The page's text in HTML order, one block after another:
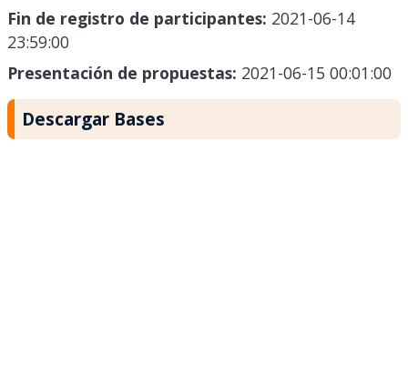
Fin de registro de participantes: 2021-06-14
23:59:00
Presentación de propuestas: 2021-06-15 00:01:00
Descargar Bases